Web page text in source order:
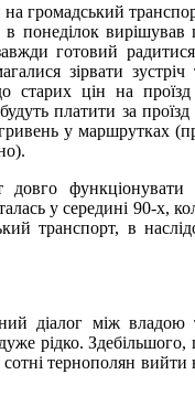
громадський
в понеділок вирішував
готовий
зірвати зустріч
старих цін на
платити за проїзд
у маршрутках
функціонувати
у середині 90-х,
транспорт, в
діалог між владою
рідко. Здебільшого,
тернополян вийти